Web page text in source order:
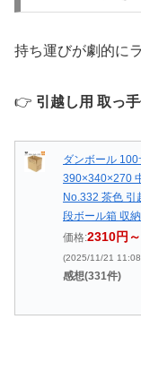
持ち運びが劇的に
👉 引越し用 取っ
ダンボール
390×340×270
No.332 茶色 引
段ボール箱 収
価格:2310円～
(2025/11/21
感想(331件)